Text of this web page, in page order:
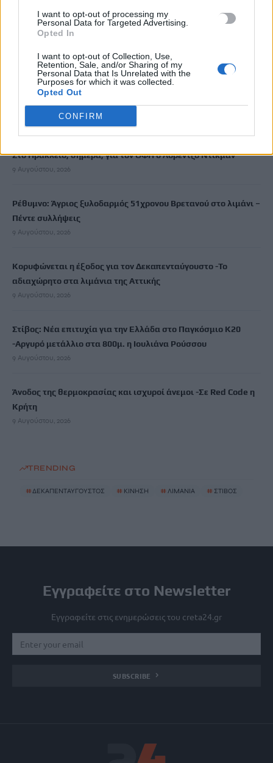
I want to opt-out of processing my
Personal Data for Targeted Advertising.
Opted In
I want to opt-out of Collection, Use,
Retention, Sale, and/or Sharing of my
Personal Data that Is Unrelated with the
Purposes for which it was collected.
Opted Out
CONFIRM
Οι «αθόρυβοι» δείκτες: τα KPIs που ξεχωρίζουν την ώριμη
9 Αυγούστου, 2026
Πινακίδες κυκλοφορίας με λίγα κλικ: Τι αλλάζει σε
παραγγελία, πληρωμή και έκδοση
9 Αυγούστου, 2026
Στο Ηράκλειο, σήμερα, για τον ΟΦΗ ο Λορέντζο Ντίκμαν
9 Αυγούστου, 2026
Ρέθυμνο: Άγριος ξυλοδαρμός 51χρονου Βρετανού στο λιμάνι –
Πέντε συλλήψεις
9 Αυγούστου, 2026
Κορυφώνεται η έξοδος για τον Δεκαπενταύγουστο -Το
αδιαχώρητο στα λιμάνια της Αττικής
9 Αυγούστου, 2026
Στίβος: Νέα επιτυχία για την Ελλάδα στο Παγκόσμιο Κ20
-Αργυρό μετάλλιο στα 800μ. η Ιουλιάνα Ρούσσου
9 Αυγούστου, 2026
Άνοδος της θερμοκρασίας και ισχυροί άνεμοι -Σε Red Code η
Κρήτη
9 Αυγούστου, 2026
TRENDING
#ΔΕΚΑΠΕΝΤΑΥΓΟΥΣΤΟΣ # ΚΙΝΗΣΗ # ΛΙΜΑΝΙΑ # ΣΤΙΒΟΣ
Εγγραφείτε στο Newsletter
Εγγραφείτε στις ενημερώσεις του creta24.gr
SUBSCRIBE